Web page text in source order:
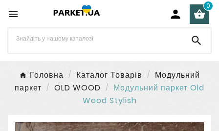
  
0

Головна Каталог Товарів
Модульний
паркет
OLD WOOD
Модульний паркет Old
Wood Stylish